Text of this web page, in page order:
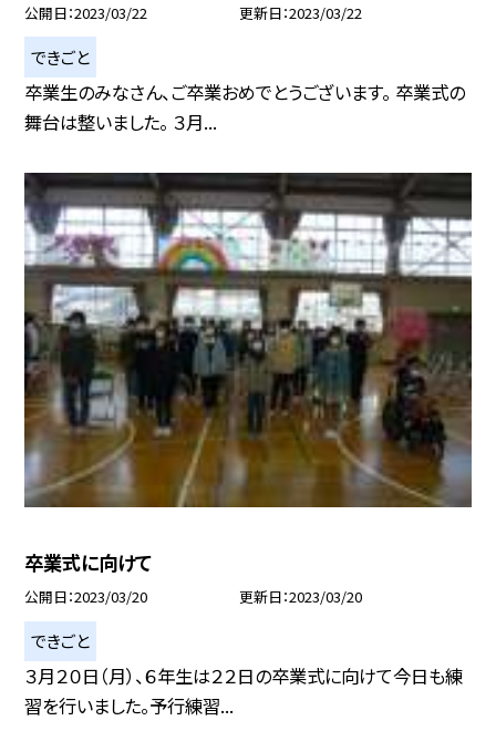
公開日 2023/03/22 更新日 2023/03/22
できごと
卒業生のみなさん、ご卒業おめでとうございます。 卒業式の
舞台は整いました。 ３月...
卒業式に向けて
公開日 2023/03/20 更新日 2023/03/20
できごと
３月２０日（月）、６年生は２２日の卒業式に向けて今日も練
習を行いました。予行練習...